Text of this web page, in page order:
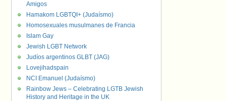
Amigos
Hamakom LGBTQI+ (Judaísmo)
Homosexuales musulmanes de Francia
Islam Gay
Jewish LGBT Network
Judíos argentinos GLBT (JAG)
Lovejihadspain
NCI Emanuel (Judaísmo)
Rainbow Jews – Celebrating LGTB Jewish
History and Heritage in the UK